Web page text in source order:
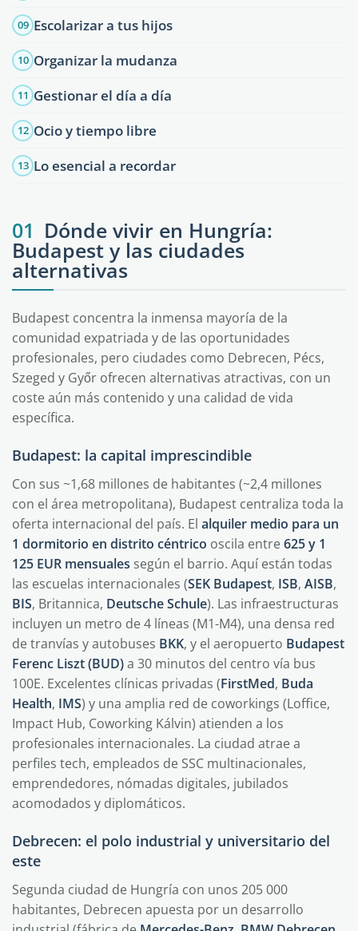
09 Escolarizar a tus hijos
10 Organizar la mudanza
11 Gestionar el día a día
12 Ocio y tiempo libre
13 Lo esencial a recordar
01 Dónde vivir en Hungría:
Budapest y las ciudades
alternativas
Budapest concentra la inmensa mayoría de la
comunidad expatriada y de las oportunidades
profesionales, pero ciudades como Debrecen, Pécs,
Szeged y Győr ofrecen alternativas atractivas, con un
coste aún más contenido y una calidad de vida
específica.
Budapest: la capital imprescindible
Con sus ~1,68 millones de habitantes (~2,4 millones
con el área metropolitana), Budapest centraliza toda la
oferta internacional del país. El alquiler medio para un
1 dormitorio en distrito céntrico oscila entre625 y 1
125 EUR mensuales según el barrio. Aquí están todas
las escuelas internacionales (SEK Budapest, ISB, AISB,
BIS, Britannica, Deutsche Schule). Las infraestructuras
incluyen un metro de 4 líneas (M1-M4), una densa red
de tranvías y autobuses BKK, y el aeropuerto Budapest
Ferenc Liszt (BUD)a 30 minutos del centro vía bus
100E. Excelentes clínicas privadas (FirstMed, Buda
Health, IMS) y una amplia red de coworkings (Loffice,
Impact Hub, Coworking Kálvin) atienden a los
profesionales internacionales. La ciudad atrae a
perfiles tech, empleados de SSC multinacionales,
emprendedores, nómadas digitales, jubilados
acomodados y diplomáticos.
Debrecen: el polo industrial y universitario del
este
Segunda ciudad de Hungría con unos 205 000
habitantes, Debrecen apuesta por un desarrollo